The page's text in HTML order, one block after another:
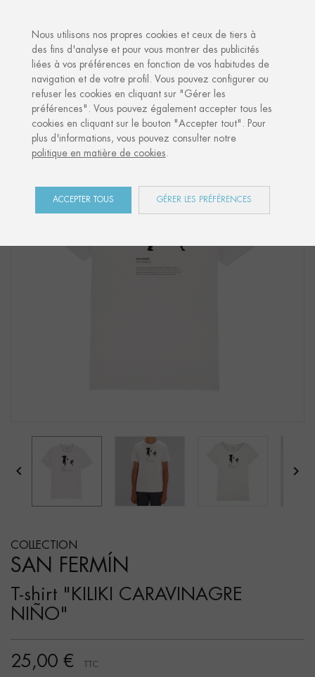
San Fermín T-shirt "KILIKI CARAVINAGRE NIÑO"
 
COLLECTION
SAN FERMÍN
T-shirt "KILIKI CARAVINAGRE
NIÑO"
25,00 € TTC
Nous utilisons nos propres cookies et ceux de tiers à
des fins d'analyse et pour vous montrer des publicités
liées à vos préférences en fonction de vos habitudes de
navigation et de votre profil. Vous pouvez configurer ou
refuser les cookies en cliquant sur "Gérer les
préférences". Vous pouvez également accepter tous les
cookies en cliquant sur le bouton "Accepter tout". Pour
plus d'informations, vous pouvez consulter notre
politique en matière de cookies.
ACCEPTER TOUS GÉRER LES PRÉFÉRENCES